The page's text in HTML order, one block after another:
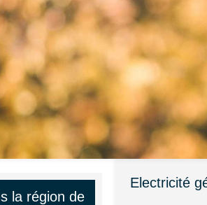
Electricité
la région de